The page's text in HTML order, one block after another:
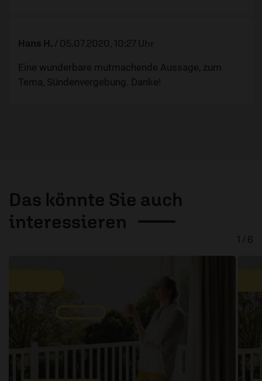
Hans H. / 05.07.2020, 10:27 Uhr
Eine wunderbare mutmachende Aussage, zum
Tema, Sündenvergebung. Danke!
Das könnte Sie auch
interessieren
1 / 6